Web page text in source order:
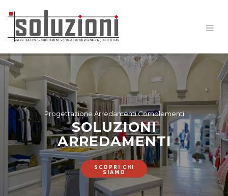
Progettazione Arredamenti Complementi
SOLUZIONI
ARREDAMENTI
SCOPRI CHI
SIAMO